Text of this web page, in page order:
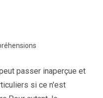
passer inaperçue et
si ce n'est